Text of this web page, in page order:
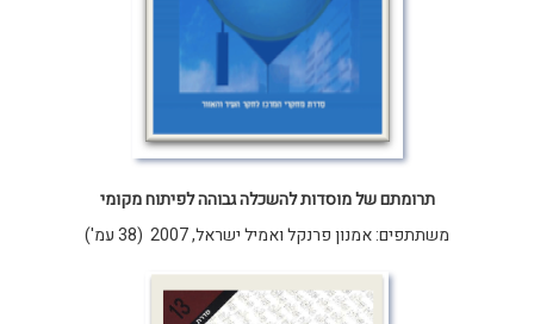
תרומתם של מוסדות להשכלה גבוהה לפיתוח מקומי
משתתפים: אמנון פרנקל ואמיל ישראל, 2007 (38 עמ')